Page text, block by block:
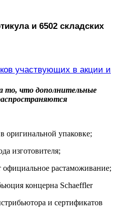
и 6502 складских
участвующих в акции и
то, что дополнительные
оригинальной упаковке;
изготовителя;
официальное растаможивание;
концерна Schaeffler
и сертификатов